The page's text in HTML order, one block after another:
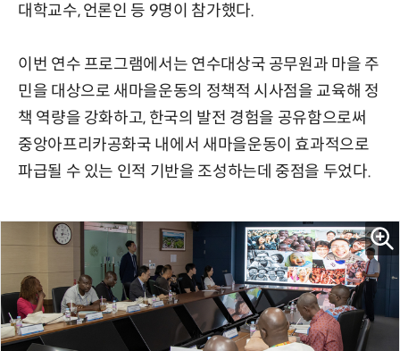
대학교수, 언론인 등 9명이 참가했다.
이번 연수 프로그램에서는 연수대상국 공무원과 마을 주
민을 대상으로 새마을운동의 정책적 시사점을 교육해 정
책 역량을 강화하고, 한국의 발전 경험을 공유함으로써
중앙아프리카공화국 내에서 새마을운동이 효과적으로
파급될 수 있는 인적 기반을 조성하는데 중점을 두었다.